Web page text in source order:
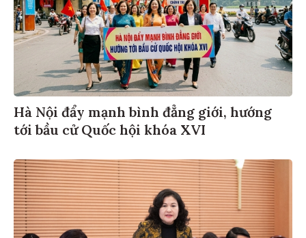
Hà Nội đẩy mạnh bình đẳng giới, hướng
tới bầu cử Quốc hội khóa XVI